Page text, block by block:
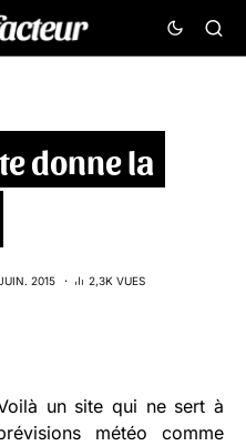
donne la
2015
2,3K VUES
un site qui ne sert à
météo comme